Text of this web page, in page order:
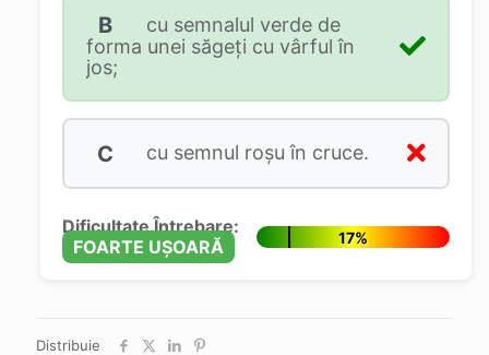
B
cu semnalul verde de
forma unei săgeţi cu vârful în
jos;
C cu semnul roşu în cruce.
Dificultate Întrebare:
FOARTE UȘOARĂ
17%
Distribuie